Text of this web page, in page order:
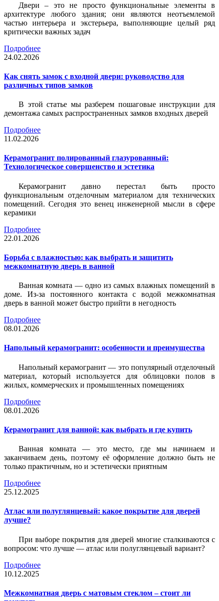
Двери – это не просто функциональные элементы в
архитектуре любого здания; они являются неотъемлемой
частью интерьера и экстерьера, выполняющие целый ряд
критически важных задач
Подробнее
24.02.2026
Как снять замок с входной двери: руководство для
различных типов замков
В этой статье мы разберем пошаговые инструкции для
демонтажа самых распространенных замков входных дверей
Подробнее
11.02.2026
Керамогранит полированный глазурованный:
Технологическое совершенство и эстетика
Керамогранит давно перестал быть просто
функциональным отделочным материалом для технических
помещений. Сегодня это венец инженерной мысли в сфере
керамики
Подробнее
22.01.2026
Борьба с влажностью: как выбрать и защитить
межкомнатную дверь в ванной
Ванная комната — одно из самых влажных помещений в
доме. Из-за постоянного контакта с водой межкомнатная
дверь в ванной может быстро прийти в негодность
Подробнее
08.01.2026
Напольный керамогранит: особенности и преимущества
Напольный керамогранит — это популярный отделочный
материал, который используется для облицовки полов в
жилых, коммерческих и промышленных помещениях
Подробнее
08.01.2026
Керамогранит для ванной: как выбрать и где купить
Ванная комната — это место, где мы начинаем и
заканчиваем день, поэтому её оформление должно быть не
только практичным, но и эстетически приятным
Подробнее
25.12.2025
Атлас или полуглянцевый: какое покрытие для дверей
лучше?
При выборе покрытия для дверей многие сталкиваются с
вопросом: что лучше — атлас или полуглянцевый вариант?
Подробнее
10.12.2025
Межкомнатная дверь с матовым стеклом – стоит ли